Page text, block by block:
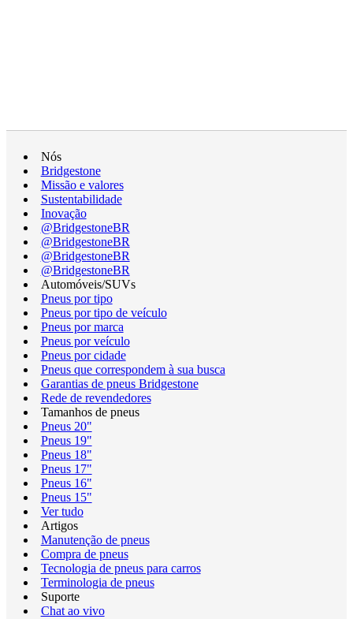
Nós
Bridgestone
Missão e valores
Sustentabilidade
Inovação
@BridgestoneBR
@BridgestoneBR
@BridgestoneBR
@BridgestoneBR
Automóveis/SUVs
Pneus por tipo
Pneus por tipo de veículo
Pneus por marca
Pneus por veículo
Pneus por cidade
Pneus que correspondem à sua busca
Garantias de pneus Bridgestone
Rede de revendedores
Tamanhos de pneus
Pneus 20"
Pneus 19"
Pneus 18"
Pneus 17"
Pneus 16"
Pneus 15"
Ver tudo
Artigos
Manutenção de pneus
Compra de pneus
Tecnologia de pneus para carros
Terminologia de pneus
Suporte
Chat ao vivo